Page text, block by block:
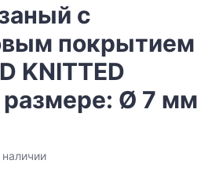
с
покрытием
KNITTED
Ø 7 мм